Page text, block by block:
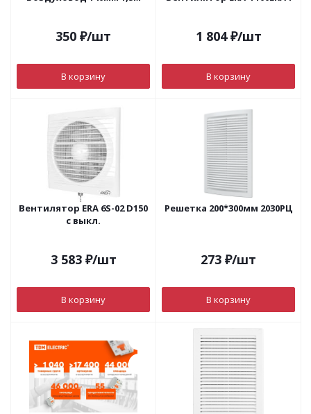
350 ₽/шт
В корзину
1 804₽/шт
В корзину
Вентилятор ERA 6S-02 D150
с выкл.
3 583₽/шт
В корзину
Решетка 200*300мм 2030РЦ
273 ₽/шт
В корзину